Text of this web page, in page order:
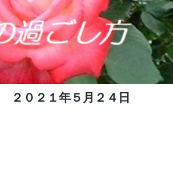
２０２１年５月２４日